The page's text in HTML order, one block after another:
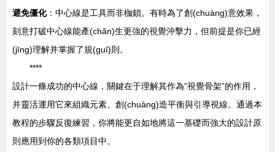
避免僵化：中心線是工具而非枷鎖。有時為了創(chuàng)意效果，
刻意打破中心線能產(chǎn)生更強的視覺沖擊力，但前提是你已經
(jīng)理解并掌握了規(guī)則。
****
設計一條成功的中心線，關鍵在于理解其作為“視覺骨架”的作用，
并靈活運用它來組織元素、創(chuàng)造平衡與引導視線。通過本
教程的步驟反復練習，你將能更自如地將這一基礎而強大的設計原
則應用到你的各類項目中。